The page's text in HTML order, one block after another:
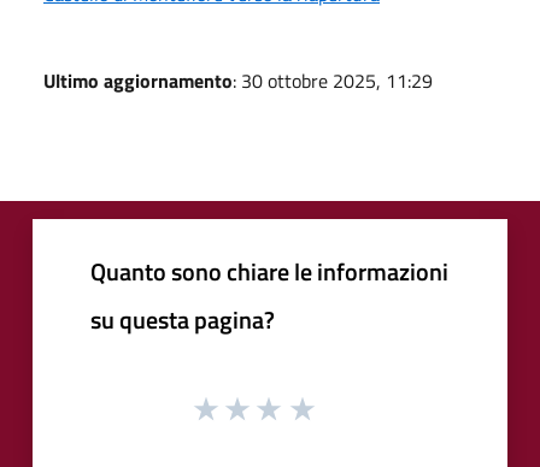
Ultimo aggiornamento: 30 ottobre 2025, 11:29
Quanto sono chiare le informazioni
su questa pagina?